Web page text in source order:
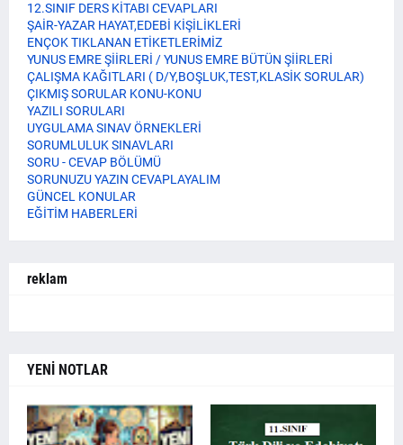
12.SINIF DERS KİTABI CEVAPLARI
ŞAİR-YAZAR HAYAT,EDEBİ KİŞİLİKLERİ
ENÇOK TIKLANAN ETİKETLERİMİZ
YUNUS EMRE ŞİİRLERİ / YUNUS EMRE BÜTÜN ŞİİRLERİ
ÇALIŞMA KAĞITLARI ( D/Y,BOŞLUK,TEST,KLASİK SORULAR)
ÇIKMIŞ SORULAR KONU-KONU
YAZILI SORULARI
UYGULAMA SINAV ÖRNEKLERİ
SORUMLULUK SINAVLARI
SORU - CEVAP BÖLÜMÜ
SORUNUZU YAZIN CEVAPLAYALIM
GÜNCEL KONULAR
EĞİTİM HABERLERİ
reklam
YENİ NOTLAR